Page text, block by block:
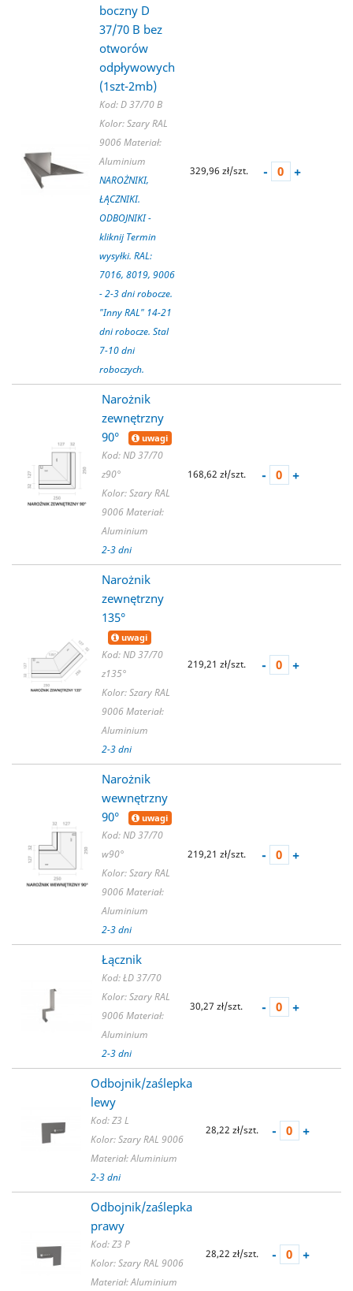
boczny D
37/70 B bez
otworów
odpływowych
(1szt-2mb)
Kod: D 37/70 B
Kolor: Szary RAL
9006Materiał:
Aluminium
NAROŻNIKI,
ŁĄCZNIKI.
ODBOJNIKI -
kliknij Termin
wysyłki. RAL:
7016, 8019, 9006
- 2-3 dni robocze.
"Inny RAL" 14-21
dni robocze. Stal
7-10 dni
roboczych.
329,96 zł/szt. - +
Narożnik
zewnętrzny
90°
uwagi
Kod: ND 37/70
z90°
Kolor: Szary RAL
9006Materiał:
Aluminium
2-3 dni
168,62 zł/szt. - +
Narożnik
zewnętrzny
135°
uwagi
Kod: ND 37/70
z135°
Kolor: Szary RAL
9006Materiał:
Aluminium
2-3 dni
219,21 zł/szt. - +
Narożnik
wewnętrzny
90°
uwagi
Kod: ND 37/70
w90°
Kolor: Szary RAL
9006Materiał:
Aluminium
2-3 dni
219,21 zł/szt. - +
Łącznik
Kod: ŁD 37/70
Kolor: Szary RAL
9006Materiał:
Aluminium
2-3 dni
30,27 zł/szt. - +
Odbojnik/zaślepka
lewy
Kod: Z3 L
Kolor: Szary RAL 9006
Materiał: Aluminium
2-3 dni
28,22 zł/szt. - +
Odbojnik/zaślepka
prawy
Kod: Z3 P
Kolor: Szary RAL 9006
Materiał: Aluminium
28,22 zł/szt. - +